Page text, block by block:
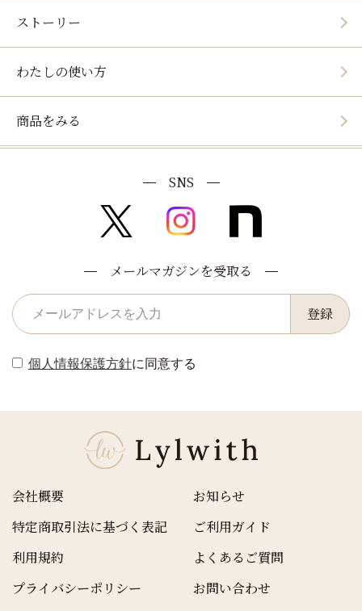
ストーリー
わたしの使い方
商品をみる
会社概要
特定商取引法に基づく表記
利用規約
プライバシーポリシー
お知らせ
ご利用ガイド
よくあるご質問
お問い合わせ
SNS
メールマガジンを受取る
登録
個人情報保護方針に同意する